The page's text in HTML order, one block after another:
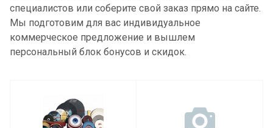
специалистов или соберите свой заказ прямо на сайте.
Мы подготовим для вас индивидуальное
коммерческое предложение и вышлем
персональный блок бонусов и скидок.